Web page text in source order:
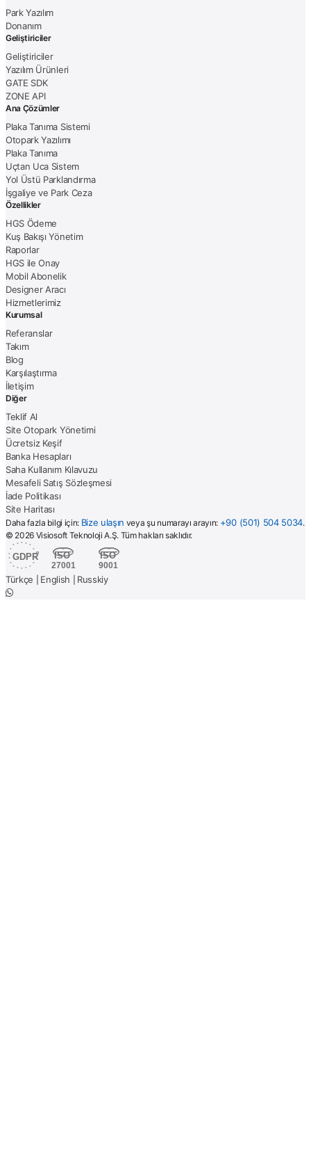
Park Yazılım
Donanım
Geliştiriciler
Geliştiriciler
Yazılım Ürünleri
GATE SDK
ZONE API
Ana Çözümler
Plaka Tanıma Sistemi
Otopark Yazılımı
Plaka Tanıma
Uçtan Uca Sistem
Yol Üstü Parklandırma
İşgaliye ve Park Ceza
Özellikler
HGS Ödeme
Kuş Bakışı Yönetim
Raporlar
HGS ile Onay
Mobil Abonelik
Designer Aracı
Hizmetlerimiz
Kurumsal
Referanslar
Takım
Blog
Karşılaştırma
İletişim
Diğer
Teklif Al
Site Otopark Yönetimi
Ücretsiz Keşif
Banka Hesapları
Saha Kullanım Kılavuzu
Mesafeli Satış Sözleşmesi
İade Politikası
Site Haritası
Daha fazla bilgi için: Bize ulaşın veya şu numarayı arayın: +90 (501) 504 5034.
© 2026 Visiosoft Teknoloji A.Ş. Tüm hakları saklıdır.
Türkçe English Russkiy